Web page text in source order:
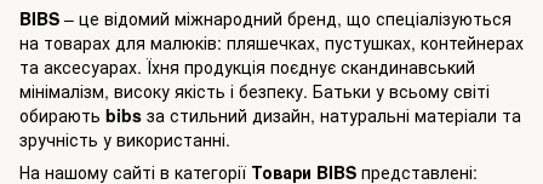
BIBS – це відомий міжнародний бренд, що спеціалізуються
на товарах для малюків: пляшечках, пустушках, контейнерах
та аксесуарах. Їхня продукція поєднує скандинавський
мінімалізм, високу якість і безпеку. Батьки у всьому світі
обирають bibs за стильний дизайн, натуральні матеріали та
зручність у використанні.
На нашому сайті в категорії Товари BIBS представлені: